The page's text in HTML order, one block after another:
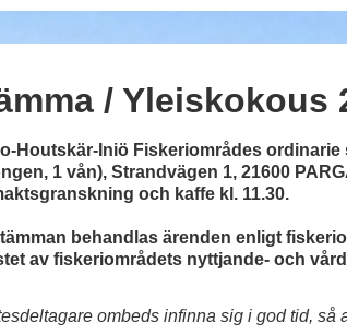
/ Yleiskokous
Houtskär-Iniö Fiskeriområdes ordinarie
1 vån), Strandvägen 1, 21600
och kaffe kl. 11.30.
behandlas ärenden enligt
av fiskeriområdets nyttjande- och
ombeds infinna sig i god tid, så